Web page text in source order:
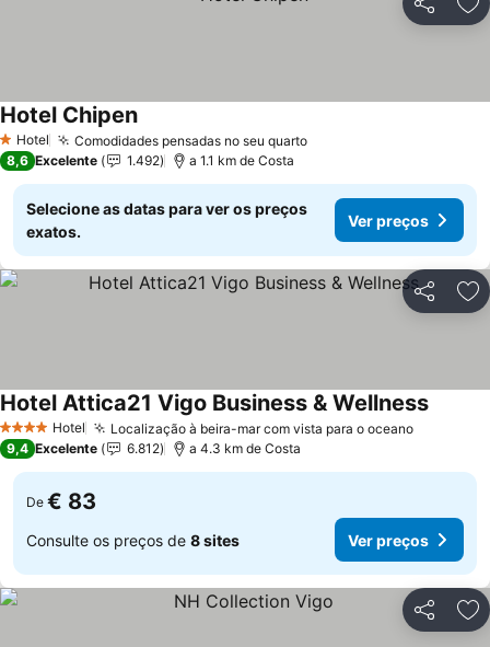
Partilhar
1 Estrelas
Hotel Comodidades pensadas no seu quarto
Hotel Chipen
8,6 Excelente 1.492 a 1.1 km de Costa
Selecione as datas para ver os preços
exatos.
Ver preços
Partilhar
4 EstrelasHotel Localização à beira-mar com vista para o oceano
Hotel Attica21 Vigo Business & Wellness
9,4 Excelente 6.812 a 4.3 km de Costa
De € 83
Consulte os preços de 8 sites Ver preços
Partilhar